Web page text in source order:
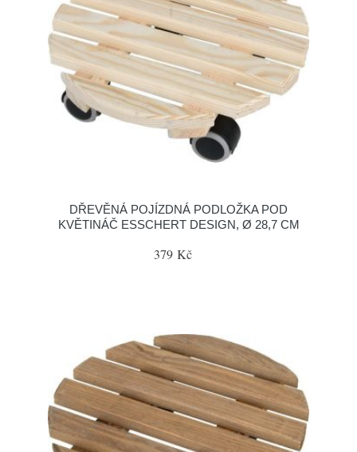
DŘEVĚNÁ POJÍZDNÁ PODLOŽKA POD
KVĚTINÁČ ESSCHERT DESIGN, Ø 28,7 CM
379 Kč